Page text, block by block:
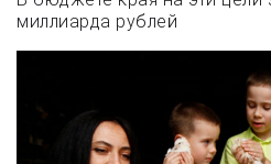
миллиарда рублей